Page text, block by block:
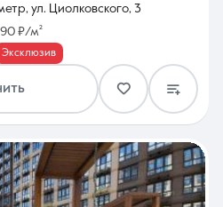
ул. Циолковского, 3
₽/м²
Эксклюзив